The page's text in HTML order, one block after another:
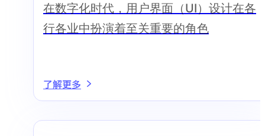
在数字化时代，用户界面（UI）设计在各
行各业中扮演着至关重要的角色
了解更多